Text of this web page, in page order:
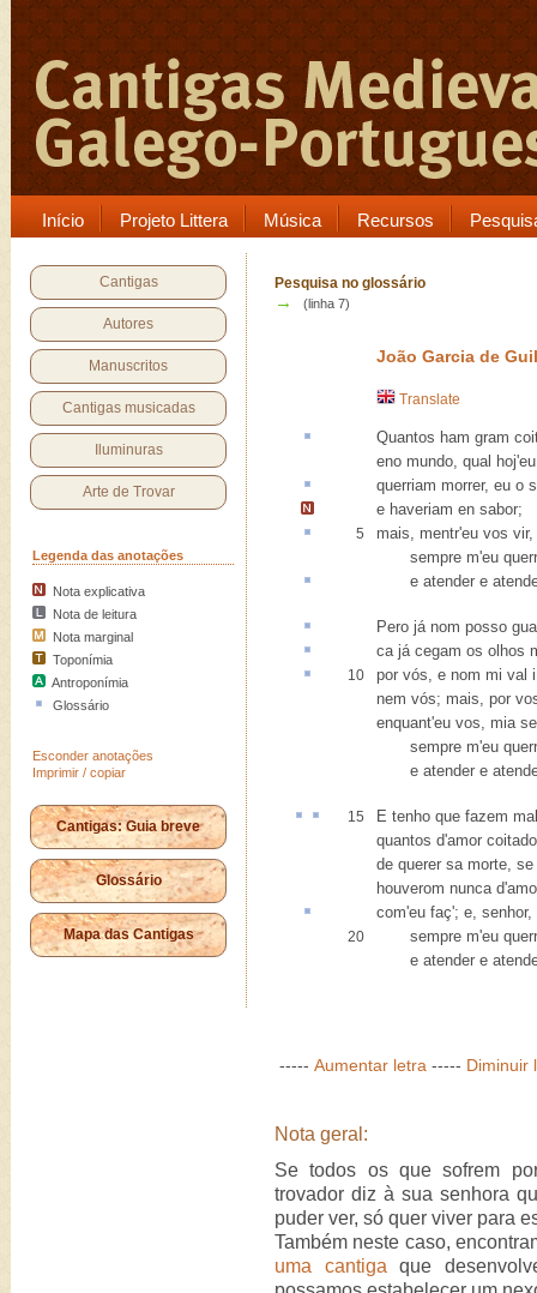
Início Projeto Littera Música Recursos
Cantigas
Autores
Manuscritos
Cantigas musicadas
Iluminuras
Arte de Trovar
Legenda das anotações
Nota explicativa
Nota de leitura
Nota marginal
Toponímia
Antroponímia
Glossário
Esconder anotações
Imprimir / copiar
Cantigas: Guia breve
Glossário
Mapa das Cantigas
Pesquisa no glossário
→ (linha 7)
João Garcia de
Translate
Quantos ham gram
eno mundo, qual
querriam morrer, eu o
e haveriam en sabor;
5 mais, mentr'eu vos
sempre m'eu
e atender e
Pero já nom posso
ca já cegam os olhos
10
por vós, e nom mi val
nem vós; mais, por
enquant'eu vos, mia
sempre m'eu
e atender e
15 E tenho que fazem
quantos d'amor
de querer sa morte, se
houverom nunca
com'eu faç'; e, senhor,
20
sempre m'eu
e atender e
----- Aumentar letra ----- Diminuir
Nota geral:
Se todos os que sofrem
trovador diz à sua senhora
puder ver, só quer viver para
Também neste caso,
uma cantiga que